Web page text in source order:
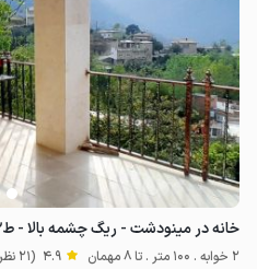
خانه در مینودشت - ریگ چشمه بالا - ط۲
2 خوابه . 100 متر . تا 8 مهمان 4.9 (21 نظر)